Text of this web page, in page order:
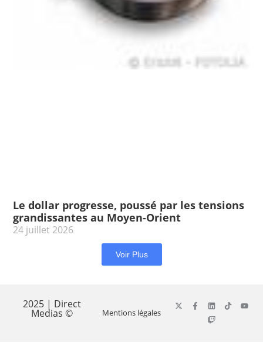
Le dollar progresse, poussé par les tensions
grandissantes au Moyen-Orient
24 juillet 2026
Voir Plus
2025 | Direct
Medias © Mentions légales